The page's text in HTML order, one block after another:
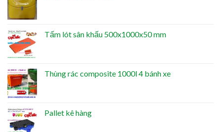
Tấm lót sân khấu 500x1000x50 mm
Thùng rác composite 1000l 4 bánh xe
Pallet kê hàng